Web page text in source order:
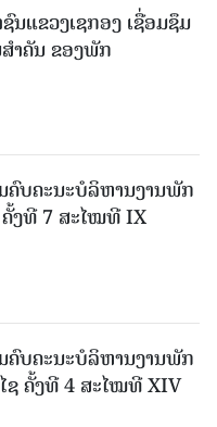
ນແຂວງເຊກອງ ເຊື່ອມຊຶມ
າຄັນ ຂອງພັກ
ຄົບຄະນະບໍລິຫານງານພັກ
ຄັ້ງທີ 7 ສະໄໝທີ IX
ຄົບຄະນະບໍລິຫານງານພັກ
ຊ ຄັ້ງທີ 4 ສະໄໝທີ XIV